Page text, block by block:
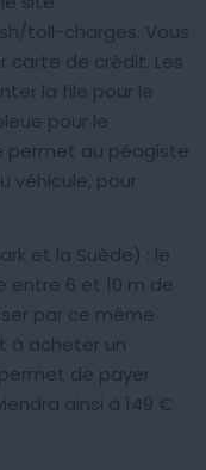
toll-charges. Vous
carte de crédit. Les
la file pour le
pour le
permet au péagiste
véhicule, pour
et la Suède) : le
entre 6 et 10 m de
par ce même
à acheter un
de payer
ainsi à 149 €